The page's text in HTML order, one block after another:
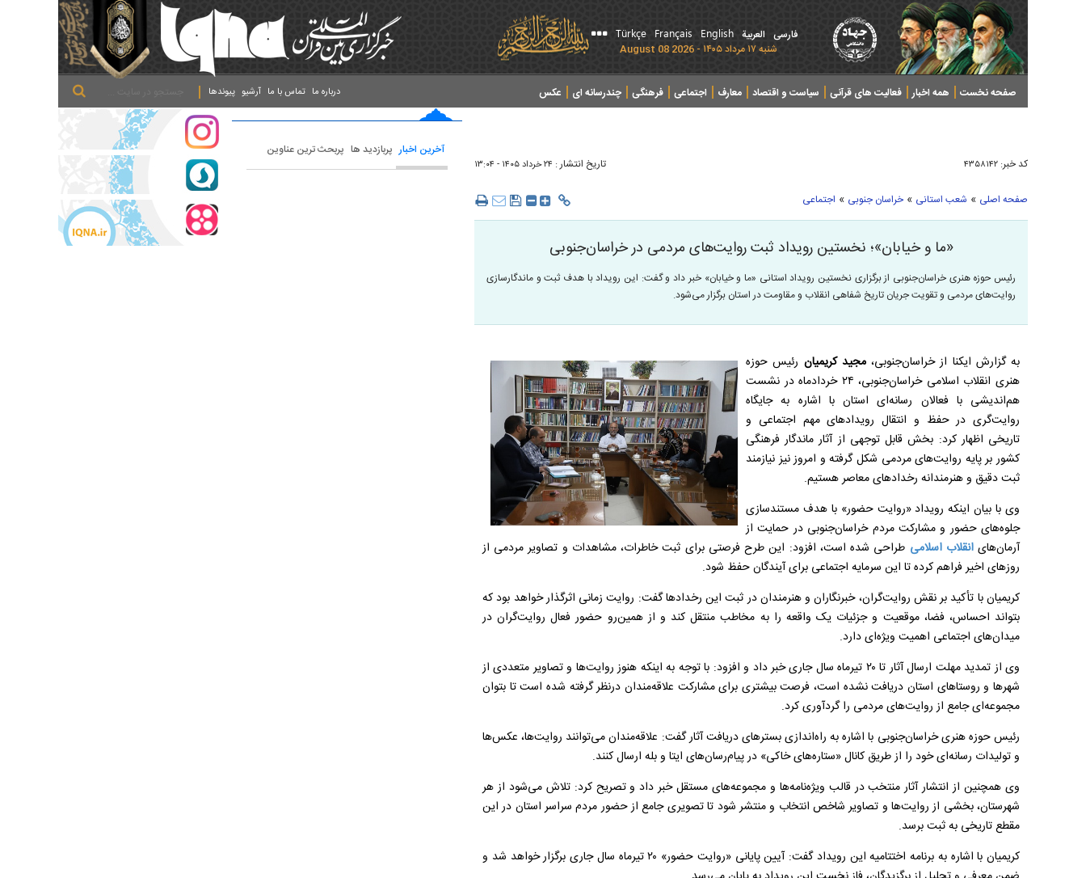
فارسی العربیة English
Français
Türkçe
شنبه ۱۷ مرداد ۱۴۰۵ - 2026 August 08
صفحه نخست همه اخبار فعالیت های قرآنی سیاست و اقتصاد معارف اجتماعی فرهنگی چندرسانه ای عکس پیوندها آرشیو تماس با ما درباره ما
کد خبر: ۴۳۵۸۱۴۲ تاریخ انتشار : ۲۴ خرداد ۱۴۰۵ - ۱۳:۰۴
صفحه اصلی » شعب استانی » خراسان جنوبی » اجتماعی
«ما و خیابان»؛ نخستین رویداد ثبت روایت‌های مردمی در خراسان‌جنوبی
رئیس حوزه هنری خراسان‌جنوبی از برگزاری نخستین رویداد استانی «ما و خیابان» خبر داد و گفت: این رویداد با هدف ثبت و ماندگارسازی
روایت‌های مردمی و تقویت جریان تاریخ شفاهی انقلاب و مقاومت در استان برگزار می‌شود.
به گزارش ایکنا از خراسان‌جنوبی،مجید کریمیان رئیس حوزه
هنری انقلاب اسلامی خراسان‌جنوبی، ۲۴ خردادماه در نشست
هم‌اندیشی با فعالان رسانه‌ای استان با اشاره به جایگاه
روایت‌گری در حفظ و انتقال رویدادهای مهم اجتماعی و
تاریخی اظهار کرد: بخش قابل توجهی از آثار ماندگار فرهنگی
کشور بر پایه روایت‌های مردمی شکل گرفته و امروز نیز نیازمند
ثبت دقیق و هنرمندانه رخدادهای معاصر هستیم.
وی با بیان اینکه رویداد «روایت حضور» با هدف مستندسازی
جلوه‌های حضور و مشارکت مردم خراسان‌جنوبی در حمایت از
آرمان‌هایانقلاب اسلامی طراحی شده است، افزود: این طرح فرصتی برای ثبت خاطرات، مشاهدات و تصاویر مردمی از
روزهای اخیر فراهم کرده تا این سرمایه اجتماعی برای آیندگان حفظ شود.
کریمیان با تأکید بر نقش روایت‌گران، خبرنگاران و هنرمندان در ثبت این رخدادها گفت: روایت زمانی اثرگذار خواهد بود که
بتواند احساس، فضا، موقعیت و جزئیات یک واقعه را به مخاطب منتقل کند و از همین‌رو حضور فعال روایت‌گران در
میدان‌های اجتماعی اهمیت ویژه‌ای دارد.
وی از تمدید مهلت ارسال آثار تا ۲۰ تیرماه سال جاری خبر داد و افزود: با توجه به اینکه هنوز روایت‌ها و تصاویر متعددی از
شهرها و روستاهای استان دریافت نشده است، فرصت بیشتری برای مشارکت علاقه‌مندان درنظر گرفته شده است تا بتوان
مجموعه‌ای جامع از روایت‌های مردمی را گردآوری کرد.
رئیس حوزه هنری خراسان‌جنوبی با اشاره به راه‌اندازی بسترهای دریافت آثار گفت: علاقه‌مندان می‌توانند روایت‌ها، عکس‌ها
و تولیدات رسانه‌ای خود را از طریق کانال «ستاره‌های خاکی» در پیام‌رسان‌های ایتا و بله ارسال کنند.
وی همچنین از انتشار آثار منتخب در قالب ویژه‌نامه‌ها و مجموعه‌های مستقل خبر داد و تصریح کرد: تلاش می‌شود از هر
شهرستان، بخشی از روایت‌ها و تصاویر شاخص انتخاب و منتشر شود تا تصویری جامع از حضور مردم سراسر استان در این
مقطع تاریخی به ثبت برسد.
کریمیان با اشاره به برنامه اختتامیه این رویداد گفت: آیین پایانی «روایت حضور» ۲۰ تیرماه سال جاری برگزار خواهد شد و
آخرین اخبار پربازدید ها پربحث ترین عناوین